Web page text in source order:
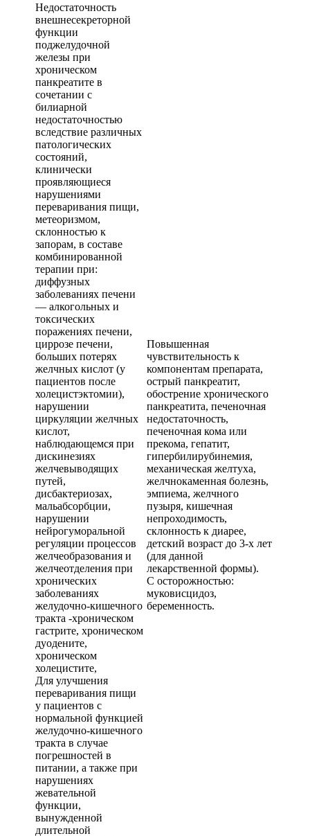
Недостаточность
внешнесекреторной
функции
поджелудочной
железы при
хроническом
панкреатите в
сочетании с
билиарной
недостаточностью
вследствие различных
патологических
состояний,
клинически
проявляющиеся
нарушениями
переваривания пищи,
метеоризмом,
склонностью к
запорам, в составе
комбинированной
терапии при:
диффузных
заболеваниях печени
— алкогольных и
токсических
поражениях печени,
циррозе печени,
больших потерях
желчных кислот (у
пациентов после
холецистэктомии),
нарушении
циркуляции желчных
кислот,
наблюдающемся при
дискинезиях
желчевыводящих
путей,
дисбактериозах,
мальабсорбции,
нарушении
нейрогуморальной
регуляции процессов
желчеобразования и
желчеотделения при
хронических
заболеваниях
желудочно-кишечного
тракта -хроническом
гастрите, хроническом
дуодените,
хроническом
холецистите,
Для улучшения
переваривания пищи
у пациентов с
нормальной функцией
желудочно-кишечного
тракта в случае
погрешностей в
питании, а также при
нарушениях
жевательной
функции,
вынужденной
длительной
Повышенная
чувствительность к
компонентам препарата,
острый панкреатит,
обострение хронического
панкреатита, печеночная
недостаточность,
печеночная кома или
прекома, гепатит,
гипербилирубинемия,
механическая желтуха,
желчнокаменная болезнь,
эмпиема, желчного
пузыря, кишечная
непроходимость,
склонность к диарее,
детский возраст до 3-х лет
(для данной
лекарственной формы).
С осторожностью:
муковисцидоз,
беременность.